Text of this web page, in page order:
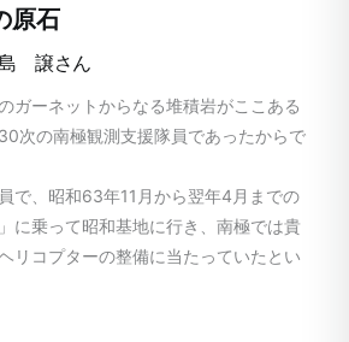
原石
譲さん
ガーネットからなる堆積岩がここある
次の南極観測支援隊員であったからで
で、昭和63年11月から翌年4月までの
に乗って昭和基地に行き、南極では貴
リコプターの整備に当たっていたとい